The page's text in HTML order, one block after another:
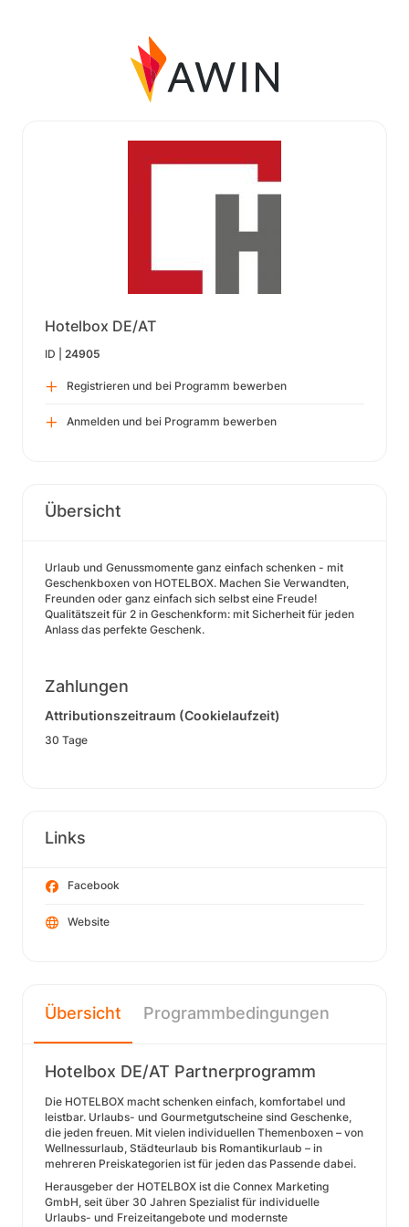
Hotelbox DE/AT
ID | 24905
Registrieren und bei Programm bewerben
Anmelden und bei Programm bewerben
Übersicht
Urlaub und Genussmomente ganz einfach schenken - mit
Geschenkboxen von HOTELBOX. Machen Sie Verwandten,
Freunden oder ganz einfach sich selbst eine Freude!
Qualitätszeit für 2 in Geschenkform: mit Sicherheit für jeden
Anlass das perfekte Geschenk.
Zahlungen
Attributionszeitraum (Cookielaufzeit)
30 Tage
Links
Facebook
Website
Übersicht Programmbedingungen
Hotelbox DE/AT Partnerprogramm
Die HOTELBOX macht schenken einfach, komfortabel und
leistbar. Urlaubs- und Gourmetgutscheine sind Geschenke,
die jeden freuen. Mit vielen individuellen Themenboxen – von
Wellnessurlaub, Städteurlaub bis Romantikurlaub – in
mehreren Preiskategorien ist für jeden das Passende dabei.
Herausgeber der HOTELBOX ist die Connex Marketing
GmbH, seit über 30 Jahren Spezialist für individuelle
Urlaubs- und Freizeitangebote und modernste